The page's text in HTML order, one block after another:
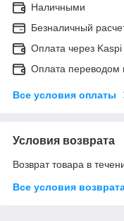
Наличными
Безналичный
Оплата через Kaspi
Оплата переводом
Все условия оплаты
Условия возврата
Возврат товара в
Все условия